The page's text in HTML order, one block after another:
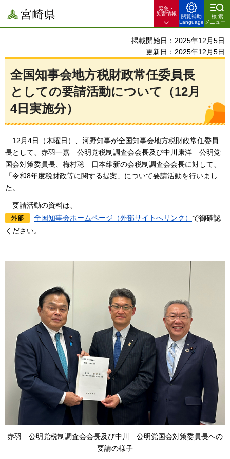
宮崎県
緊急・
災害情報
閲覧補助
Language
検索
メニュー
掲載開始日：2025年12月5日
更新日：2025年12月5日
全国知事会地方税財政常任委員長
としての要請活動について（12月
4日実施分）
12月4日（木曜日）、河野知事が全国知事会地方税財政常任委員
長として、赤羽一嘉
公明党税制調査会会長及び中川康洋 公明党
国会対策委員長、梅村聡
日本維新の会税制調査会会長に対して、
「令和8年度税財政等に関する提案」について要請活動を行いまし
た。
要請活動の資料は、
全国知事会ホームページ（外部サイトへリンク） で御確認
ください。
赤羽 公明党税制調査会会長及び中川 公明党国会対策委員長への
要請の様子